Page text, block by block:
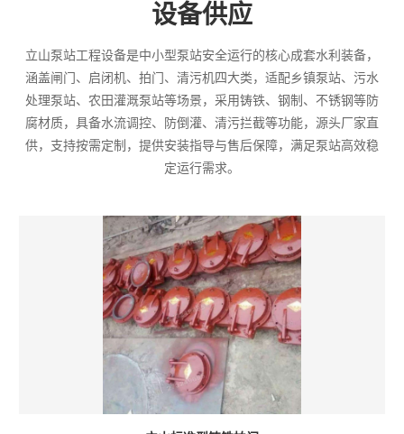
设备供应
立山泵站工程设备是中小型泵站安全运行的核心成套水利装备，
涵盖闸门、启闭机、拍门、清污机四大类，适配乡镇泵站、污水
处理泵站、农田灌溉泵站等场景，采用铸铁、钢制、不锈钢等防
腐材质，具备水流调控、防倒灌、清污拦截等功能，源头厂家直
供，支持按需定制，提供安装指导与售后保障，满足泵站高效稳
定运行需求。